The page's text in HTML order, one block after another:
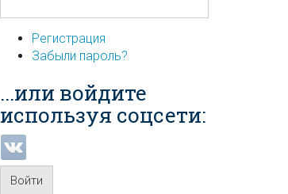
Регистрация
Забыли пароль?
...или войдите
используя соцсети:
Войти